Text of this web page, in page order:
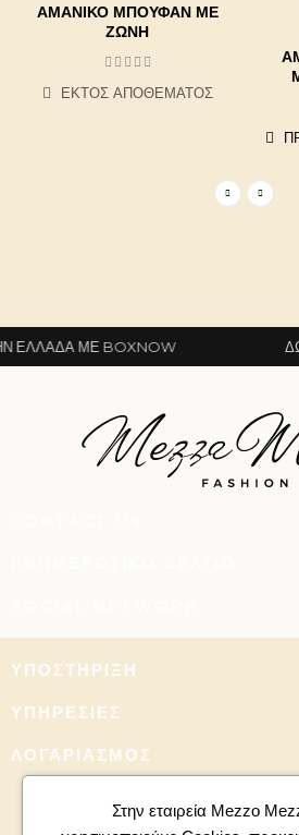
ΑΜΆΝΙΚΟ ΜΠΟΥΦΆΝ ΜΕ
ΖΏΝΗ
ΕΚΤΌΣ ΑΠΟΘΈΜΑΤΟΣ
ΜΕ BOXNOW
ΥΠΟΣΤΉΡΙΞΗ
ΥΠΗΡΕΣΊΕΣ
ΛΟΓΑΡΙΑΣΜΌΣ
Στην εταιρεία Mezzo